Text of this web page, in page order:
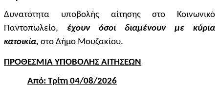
Δυνατότητα υποβολής αίτησης στο Κοινωνικό
Παντοπωλείο, έχουν όσοι διαμένουν με κύρια
κατοικία, στο Δήμο Μουζακίου.
ΠΡΟΘΕΣΜΙΑ ΥΠΟΒΟΛΗΣ ΑΙΤΗΣΕΩΝ
Από: Τρίτη 04/08/2026